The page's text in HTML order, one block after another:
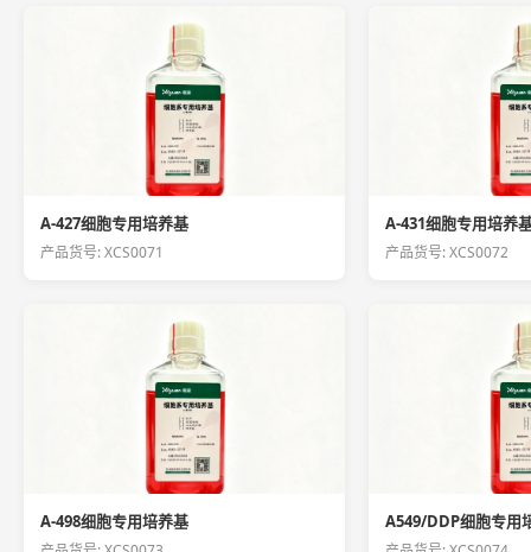
A-427细胞专用培养基
产品货号: XCS0071
A-431细胞专用培养
产品货号: XCS0072
A-498细胞专用培养基 A549/DDP细胞专用